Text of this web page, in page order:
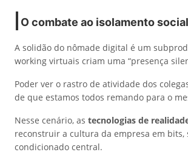
O combate ao isolamento
A solidão do nômade digital é um
working virtuais criam uma “presença
Poder ver o rastro de atividade dos
de que estamos todos remando para o
Nesse cenário, as tecnologias de
reconstruir a cultura da empresa em bits,
condicionado central.